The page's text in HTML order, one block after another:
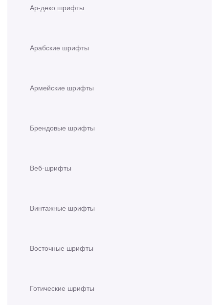
Ар-деко шрифты
Арабские шрифты
Армейские шрифты
Брендовые шрифты
Веб-шрифты
Винтажные шрифты
Восточные шрифты
Готические шрифты